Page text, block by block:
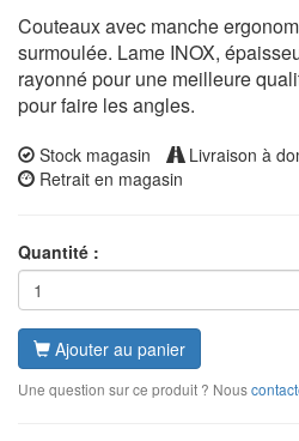
Couteaux avec manche
surmoulée. Lame INOX,
rayonné pour une meilleure
pour faire les angles.
Stock magasin
Livraison à
Retrait en magasin
Quantité :
Ajouter au panier
Une question sur ce produit ? Nous